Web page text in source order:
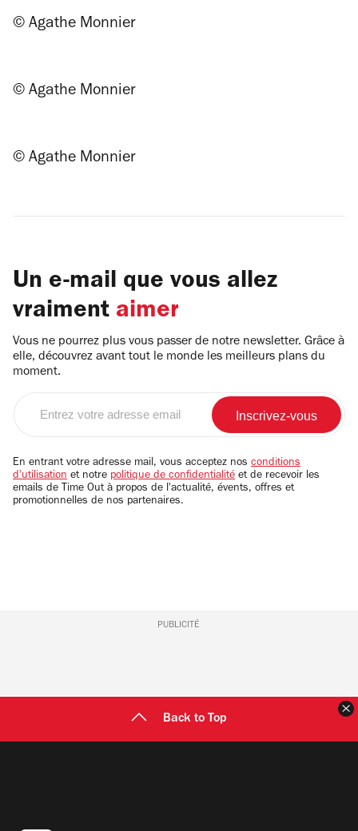
© Agathe Monnier
© Agathe Monnier
© Agathe Monnier
Un e-mail que vous allez
vraiment aimer
Vous ne pourrez plus vous passer de notre newsletter. Grâce à
elle, découvrez avant tout le monde les meilleurs plans du
moment.
email
En entrant votre adresse mail, vous acceptez nos conditions
d'utilisation et notre politique de confidentialité et de recevoir les
emails de Time Out à propos de l'actualité, évents, offres et
promotionnelles de nos partenaires.
PUBLICITÉ
Back to Top